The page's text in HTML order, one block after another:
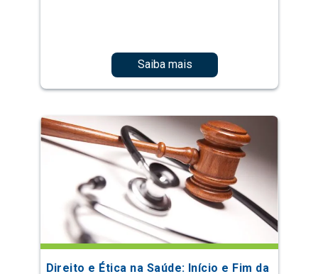
Saiba mais
Direito e Ética na Saúde: Início e Fim da